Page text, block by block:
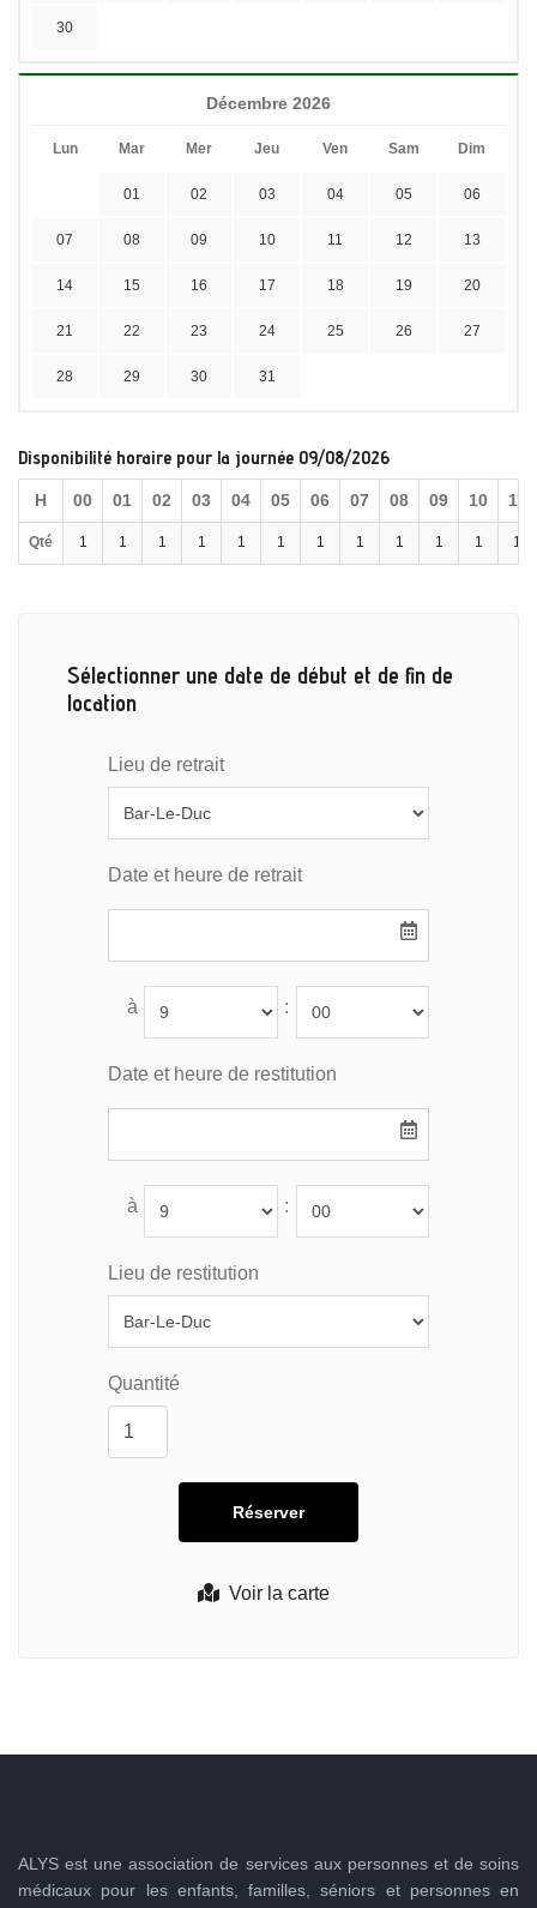
30
Décembre 2026
Lun Mar Mer Jeu Ven Sam Dim
01 02 03 04 05 06
07 08 09 10 11 12 13
14 15 16 17 18 19 20
21 22 23 24 25 26 27
28 29 30 31
Disponibilité horaire pour la journée 09/08/2026
H 00 01 02 03 04 05 06 07 08 09 10 11
Qté 1 1 1 1 1 1 1 1 1 1 1 1
Sélectionner une date de début et de fin de
location
Voir la carte
Lieu de retrait
Date et heure de retrait
à :
Date et heure de restitution
à :
Lieu de restitution
Quantité
ALYS est une association de services aux personnes et de soins
médicaux pour les enfants, familles, séniors et personnes en